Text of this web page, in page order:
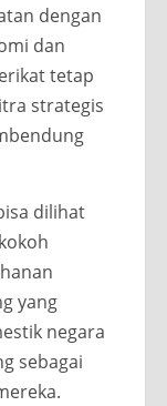
dengan
dan
tetap
strategis
dilihat
yang
negara
sebagai